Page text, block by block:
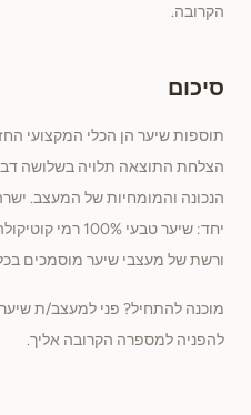
הקרובה.
סיכום
תוספות שיער הן הכלי המקצועי
הצלחת התוצאה תלויה בשלושה
הנכונה והמומחיות של המעצב.
יחד: שיער טבעי
ורשת של מעצבי שיער מוסמכים
מוכנה להתחיל? פני למעצב/ת
להפניה למספרה הקרובה אליך.